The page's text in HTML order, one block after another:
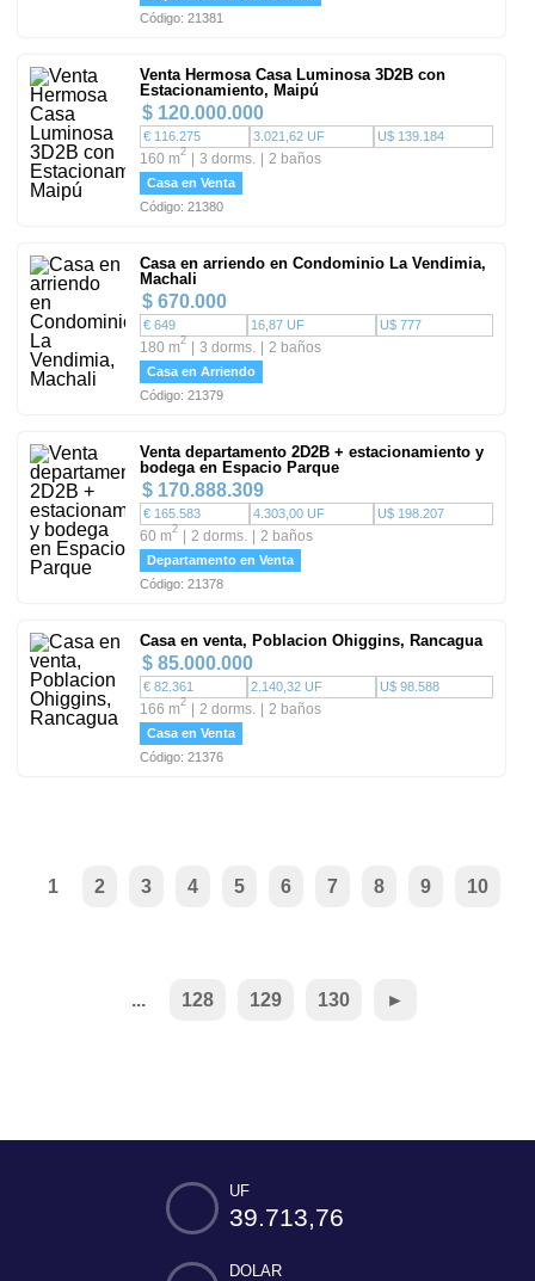
Código: 21381
Venta Hermosa Casa Luminosa 3D2B con
Estacionamiento, Maipú
$ 120.000.000
€ 116.275 3.021,62 UF U$ 139.184
160 m2 3 dorms. 2 baños
Casa en Venta
Código: 21380
Casa en arriendo en Condominio La Vendimia,
Machali
$ 670.000
€ 649 16,87 UF U$ 777
180 m2 3 dorms. 2 baños
Casa en Arriendo
Código: 21379
Venta departamento 2D2B + estacionamiento y
bodega en Espacio Parque
$ 170.888.309
€ 165.583 4.303,00 UF U$ 198.207
60 m2 2 dorms. 2 baños
Departamento en Venta
Código: 21378
Casa en venta, Poblacion Ohiggins, Rancagua
$ 85.000.000
€ 82.361 2.140,32 UF U$ 98.588
166 m2 2 dorms. 2 baños
Casa en Venta
Código: 21376
1 2 3 4 5 6 7 8 9 10
... 128 129 130 ►
UF
39.713,76
DOLAR